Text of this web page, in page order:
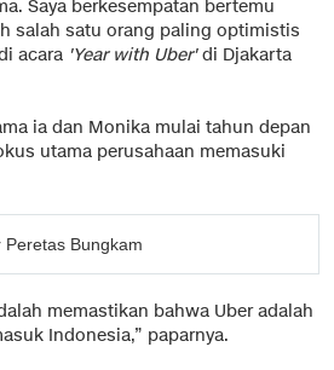
Saya berkesempatan bertemu
salah satu orang paling optimistis
acara 'Year with Uber'di Djakarta
ia dan Monika mulai tahun depan
utama perusahaan memasuki
Bungkam
memastikan bahwa Uber adalah
Indonesia,” paparnya.